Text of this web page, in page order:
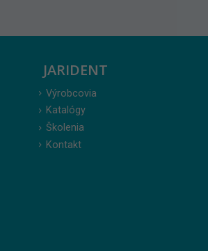
JARIDENT
Výrobcovia
Katalógy
Školenia
Kontakt